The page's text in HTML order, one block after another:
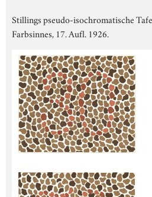
Stillings pseudo-isochromatische
Farbsinnes, 17. Aufl. 1926.